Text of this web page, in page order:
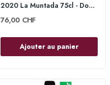
2020 La Muntada 75cl - Domaine Gauby
76,00 CHF
Ajouter au panier